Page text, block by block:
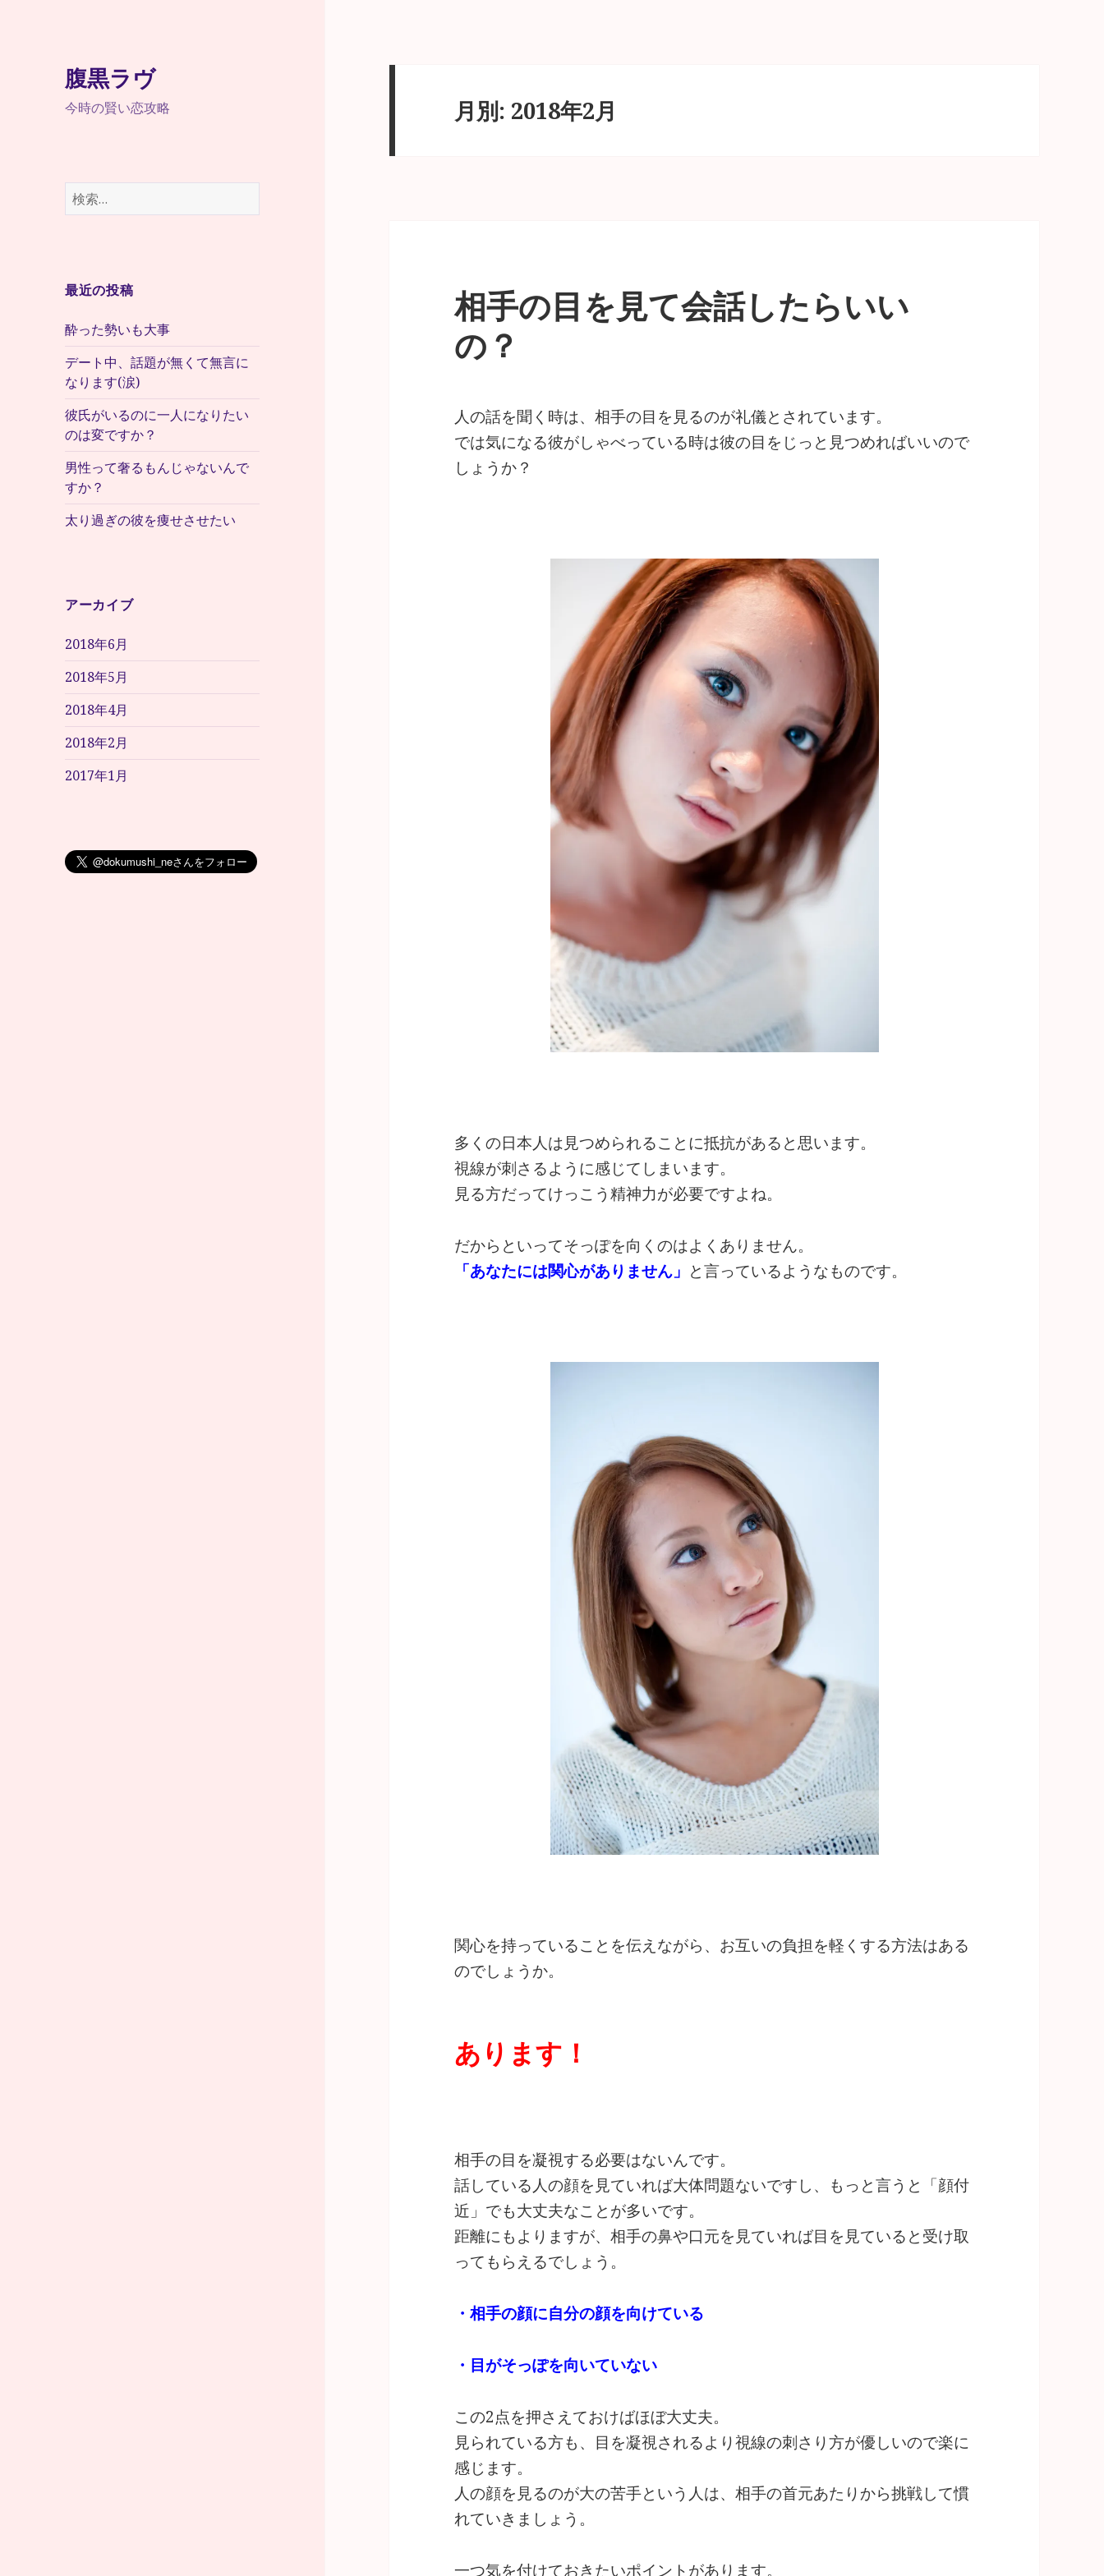
腹黒ラヴ
今時の賢い恋攻略
検
索:
最近の投稿
酔った勢いも大事
デート中、話題が無くて無言に
なります(涙)
彼氏がいるのに一人になりたい
のは変ですか？
男性って奢るもんじゃないんで
すか？
太り過ぎの彼を痩せさせたい
アーカイブ
2018年6月
2018年5月
2018年4月
2018年2月
2017年1月
月別: 2018年2月
相手の目を見て会話したらいい
の？
人の話を聞く時は、相手の目を見るのが礼儀とされています。
では気になる彼がしゃべっている時は彼の目をじっと見つめればいいので
しょうか？
多くの日本人は見つめられることに抵抗があると思います。
視線が刺さるように感じてしまいます。
見る方だってけっこう精神力が必要ですよね。
だからといってそっぽを向くのはよくありません。
「あなたには関心がありません」 と言っているようなものです。
関心を持っていることを伝えながら、お互いの負担を軽くする方法はある
のでしょうか。
あります！
相手の目を凝視する必要はないんです。
話している人の顔を見ていれば大体問題ないですし、もっと言うと「顔付
近」でも大丈夫なことが多いです。
距離にもよりますが、相手の鼻や口元を見ていれば目を見ていると受け取
ってもらえるでしょう。
・相手の顔に自分の顔を向けている
・目がそっぽを向いていない
この2点を押さえておけばほぼ大丈夫。
見られている方も、目を凝視されるより視線の刺さり方が優しいので楽に
感じます。
人の顔を見るのが大の苦手という人は、相手の首元あたりから挑戦して慣
れていきましょう。
一つ気を付けておきたいポイントがあります。